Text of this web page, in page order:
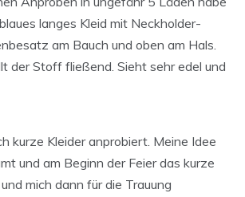
langes Kleid mit Neckholder-
am Bauch und oben am Hals.
der Stoff fließend. Sieht sehr edel und
kurze Kleider anprobiert. Meine Idee
und am Beginn der Feier das kurze
mich dann für die Trauung